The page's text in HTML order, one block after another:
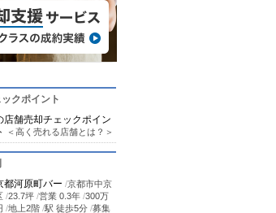
クポイント
店舗売却チェックポイン
＜高く売れる店舗とは？＞
都河原町バー /京都市中京
/23.7坪 /営業 0.3年 /300万
/地上2階 /駅 徒歩5分 /募集